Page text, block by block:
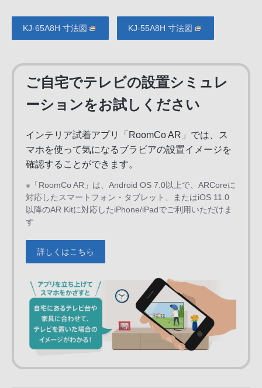
KJ-65A8H 寸法図 KJ-55A8H 寸法図
ご自宅でテレビの設置シミュレ
ーションをお試しください
インテリア試着アプリ「RoomCo AR」では、
ス
マホを使って気になるブラビアの設置イメージを
確認することができます。
※「RoomCo AR」は、Android OS 7.0以上で、ARCoreに
対応したスマートフォン・タブレット、またはiOS 11.0
以降のAR Kitに対応したiPhone/iPadでご利用いただけま
す
詳しくはこちら